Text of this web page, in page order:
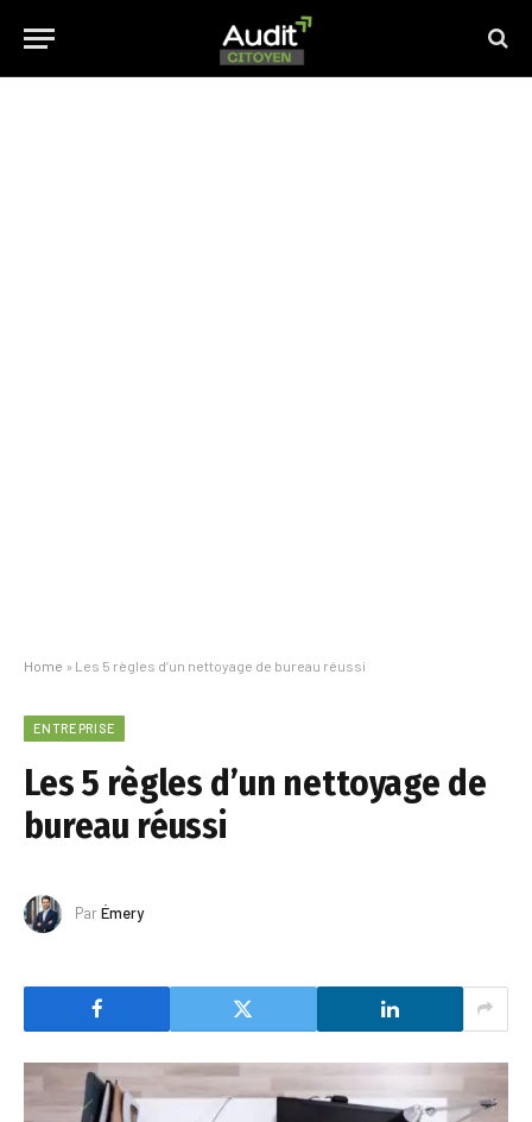
Home » Les 5 règles d’un nettoyage de bureau réussi
ENTREPRISE
Les 5 règles d’un nettoyage de
bureau réussi
ParÉmery